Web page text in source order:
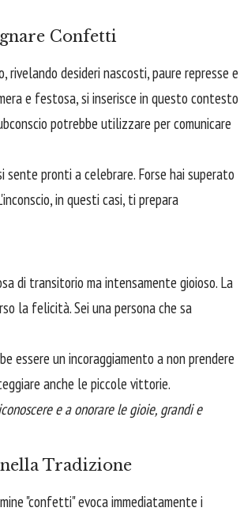
Confetti
rivelando desideri nascosti, paure represse e
e festosa, si inserisce in questo contesto
potrebbe utilizzare per comunicare
pronti a celebrare. Forse hai superato
in questi casi, ti prepara
di transitorio ma intensamente gioioso. La
la felicità. Sei una persona che sa
essere un incoraggiamento a non prendere
anche le piccole vittorie.
e a onorare le gioie, grandi e
Tradizione
"confetti" evoca immediatamente i